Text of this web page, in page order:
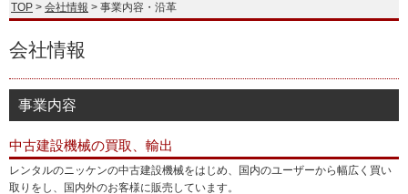
TOP > 会社情報 > 事業内容・沿革
会社情報
事業内容
中古建設機械の買取、輸出
レンタルのニッケンの中古建設機械をはじめ、国内のユーザーから幅広く買い
取りをし、国内外のお客様に販売しています。